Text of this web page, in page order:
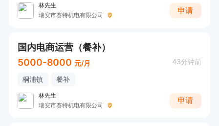
林先生
瑞安市赛特机电有限公司
申请
国内电商运营（餐补）
5000-8000 元/月 43分钟前
桐浦镇 餐补
林先生
瑞安市赛特机电有限公司
申请